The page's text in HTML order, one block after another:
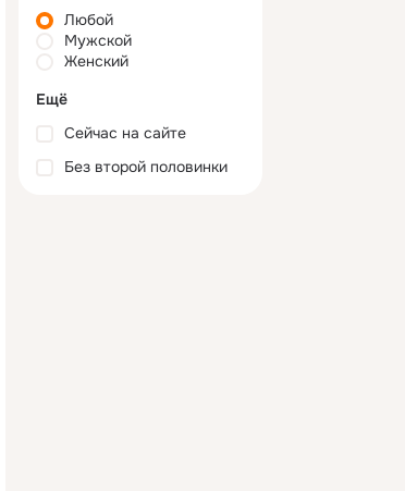
Любой
Мужской
Женский
Ещё
Сейчас на сайте
Без второй половинки